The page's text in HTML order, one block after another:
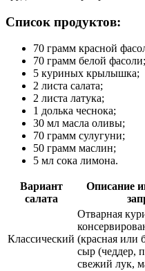
Список продуктов:
70 грамм красной
70 грамм белой фасоли;
5 куриных крылышка;
2 листа салата;
2 листа латука;
1 долька чеснока;
30 мл масла оливы;
70 грамм сулугуни;
50 грамм маслин;
5 мл сока лимона.
Вариант
салата
Описание
Классический
Отварная
(красная или
сыр (чеддер,
свежий лук,